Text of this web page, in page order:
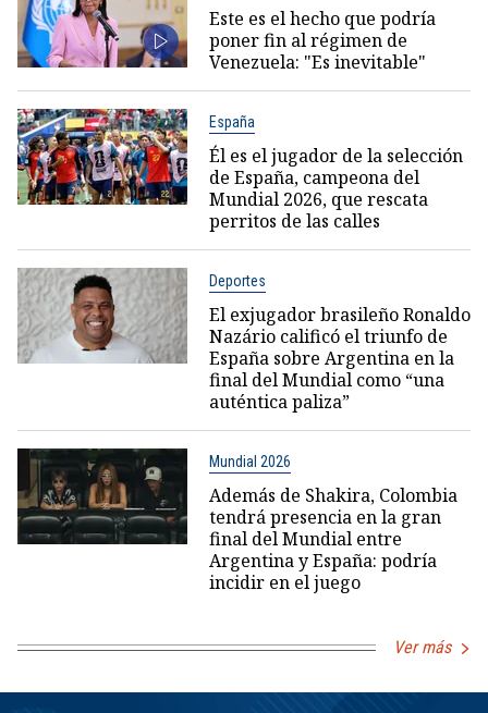
Este es el hecho que podría
poner fin al régimen de
Venezuela: "Es inevitable"
España
Él es el jugador de la selección
de España, campeona del
Mundial 2026, que rescata
perritos de las calles
Deportes
El exjugador brasileño Ronaldo
Nazário calificó el triunfo de
España sobre Argentina en la
final del Mundial como “una
auténtica paliza”
Mundial 2026
Además de Shakira, Colombia
tendrá presencia en la gran
final del Mundial entre
Argentina y España: podría
incidir en el juego
Ver más